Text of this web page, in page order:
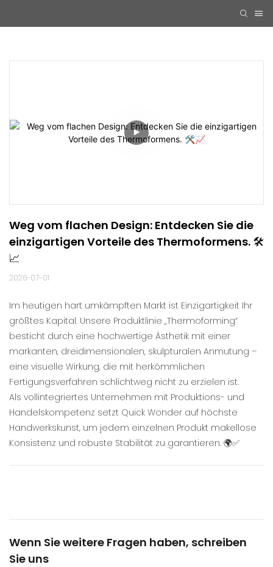
Weg vom flachen Design: Entdecken Sie die
einzigartigen Vorteile des Thermoformens. 🛠️
📈
2026-07-01
Im heutigen hart umkämpften Markt ist Einzigartigkeit Ihr
größtes Kapital. Unsere Produktlinie „Thermoforming“
besticht durch eine hochwertige Ästhetik mit einer
markanten, dreidimensionalen, skulpturalen Anmutung –
eine visuelle Wirkung, die mit herkömmlichen
Fertigungsverfahren schlichtweg nicht zu erzielen ist.
Als vollintegriertes Unternehmen mit Produktions- und
Handelskompetenz setzt Quick Wonder auf höchste
Handwerkskunst, um jedem einzelnen Produkt makellose
Konsistenz und robuste Stabilität zu garantieren. 🌍✅
Wenn Sie weitere Fragen haben, schreiben
Sie uns